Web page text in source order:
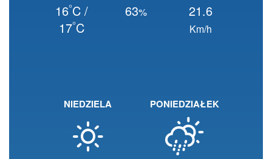
16°C /
17°C
63% 21.6
Km/h
NIEDZIELA PONIEDZIAŁEK